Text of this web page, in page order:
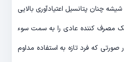
چنان پتانسیل اعتیادآوری بالایی
یک مصرف کننده عادی را به سمت سوء
که فرد تازه به استفاده مداوم